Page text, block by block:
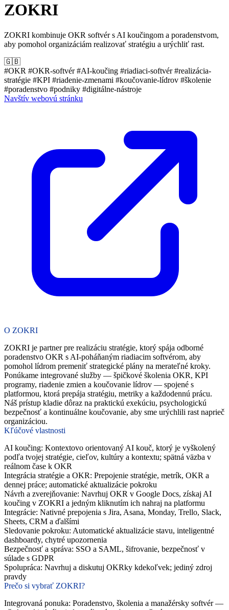
ZOKRI
ZOKRI kombinuje OKR softvér s AI koučingom a poradenstvom,
aby pomohol organizáciám realizovať stratégiu a urýchliť rast.
🇬🇧
#OKR #OKR-softvér#AI-koučing #riadiaci-softvér#realizácia-
stratégie #KPI #riadenie-zmenami #koučovanie-lídrov #školenie
#poradenstvo #podniky #digitálne-nástroje
Navštív webovú stránku
O ZOKRI
ZOKRI je partner pre realizáciu stratégie, ktorý spája odborné
poradenstvo OKR s AI-poháňaným riadiacim softvérom, aby
pomohol lídrom premeniť strategické plány na merateľné kroky.
Ponúkame integrované služby — špičkové školenia OKR, KPI
programy, riadenie zmien a koučovanie lídrov — spojené s
platformou, ktorá prepája stratégiu, metriky a každodennú prácu.
Náš prístup kladie dôraz na praktickú exekúciu, psychologickú
bezpečnosť a kontinuálne koučovanie, aby sme urýchlili rast naprieč
organizáciou.
Kľúčové vlastnosti
AI koučing: Kontextovo orientovaný AI kouč, ktorý je vyškolený
podľa tvojej stratégie, cieľov, kultúry a kontextu; spätná väzba v
reálnom čase k OKR
Integrácia stratégie a OKR: Prepojenie stratégie, metrík, OKR a
dennej práce; automatické aktualizácie pokroku
Návrh a zverejňovanie: Navrhuj OKR v Google Docs, získaj AI
koučing v ZOKRI a jedným kliknutím ich nahraj na platformu
Integrácie: Nativné prepojenia s Jira, Asana, Monday, Trello, Slack,
Sheets, CRM a ďalšími
Sledovanie pokroku: Automatické aktualizácie stavu, inteligentné
dashboardy, chytré upozornenia
Bezpečnosť a správa: SSO a SAML, šifrovanie, bezpečnosť v
súlade s GDPR
Spolupráca: Navrhuj a diskutuj OKRky kdekoľvek; jediný zdroj
pravdy
Prečo si vybrať ZOKRI?
Integrovaná ponuka: Poradenstvo, školenia a manažérsky softvér —